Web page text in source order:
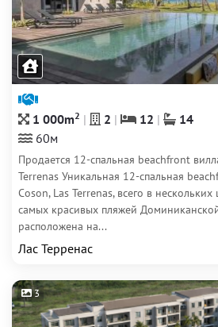
1 000m2 2 12
14
60м
Продается 12-спальная beachfront
Terrenas Уникальная 12-спальная
Coson, Las Terrenas, всего в
самых красивых пляжей
расположена на...
Лас Терренас
3